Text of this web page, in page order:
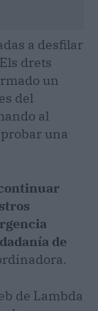
a desfilar
drets
un
del
al
una
de
de Lambda